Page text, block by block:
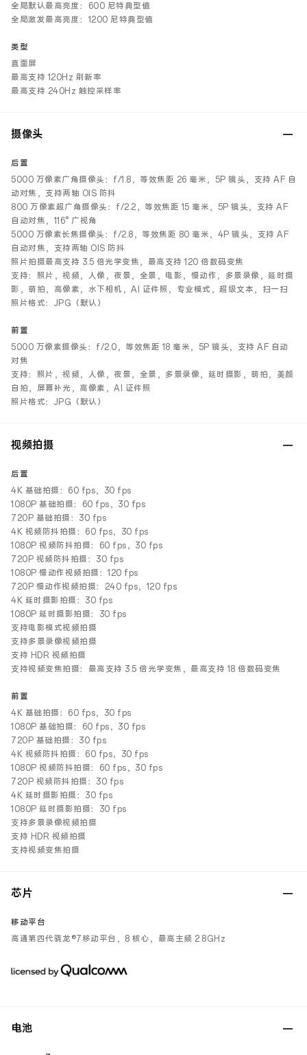
全局默认最高亮度：600 尼特典型值
全局激发最高亮度：1200 尼特典型值
类型
直面屏
最高支持 120Hz 刷新率
最高支持 240Hz 触控采样率
摄像头
后置
5000 万像素广角摄像头：f/1.8，等效焦距 26 毫米，5P 镜头，支持 AF 自
动对焦，支持两轴 OIS 防抖
800 万像素超广角摄像头：f/2.2，等效焦距 15 毫米，5P 镜头，支持 AF
自动对焦，116° 广视角
5000 万像素长焦摄像头：f/2.8，等效焦距 80 毫米，4P 镜头，支持 AF
自动对焦，支持两轴 OIS 防抖
照片拍摄最高支持 3.5 倍光学变焦，最高支持 120 倍数码变焦
支持：照片，视频，人像，夜景，全景，电影，慢动作，多景录像，延时摄
影，萌拍，高像素，水下相机，AI 证件照，专业模式，超级文本，扫一扫
照片格式：JPG（默认）
前置
5000 万像素摄像头：f/2.0，等效焦距 18 毫米，5P 镜头，支持 AF 自动
对焦
支持：照片，视频，人像，夜景，全景，多景录像，延时摄影，萌拍，美颜
自拍，屏幕补光，高像素，AI 证件照
照片格式：JPG（默认）
视频拍摄
后置
4K 基础拍摄：60 fps，30 fps
1080P 基础拍摄：60 fps，30 fps
720P 基础拍摄：30 fps
4K 视频防抖拍摄：60 fps，30 fps
1080P 视频防抖拍摄：60 fps，30 fps
720P 视频防抖拍摄：30 fps
1080P 慢动作视频拍摄：120 fps
720P 慢动作视频拍摄：240 fps，120 fps
4K 延时摄影拍摄：30 fps
1080P 延时摄影拍摄：30 fps
支持电影模式视频拍摄
支持多景录像视频拍摄
支持 HDR 视频拍摄
支持视频变焦拍摄：最高支持 3.5 倍光学变焦，最高支持 18 倍数码变焦
前置
4K 基础拍摄：60 fps，30 fps
1080P 基础拍摄：60 fps，30 fps
720P 基础拍摄：30 fps
4K 视频防抖拍摄：60 fps，30 fps
1080P 视频防抖拍摄：60 fps，30 fps
720P 视频防抖拍摄：30 fps
4K 延时摄影拍摄：30 fps
1080P 延时摄影拍摄：30 fps
支持多景录像视频拍摄
支持 HDR 视频拍摄
支持视频变焦拍摄
芯片
移动平台
高通第四代骁龙®7移动平台，8 核心，最高主频 2.8GHz
电池